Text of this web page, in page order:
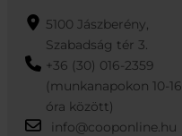
5100 Jászberény,
Szabadság tér 3.
+36 (30) 016-2359
(munkanapokon 10-16
óra között)
info@cooponline.hu